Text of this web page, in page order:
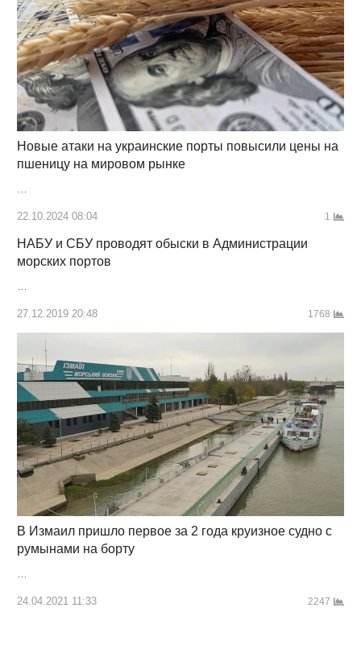
Новые атаки на украинские порты повысили цены на
пшеницу на мировом рынке
…
22.10.2024 08:04 1
НАБУ и СБУ проводят обыски в Администрации
морских портов
…
27.12.2019 20:48 1768
В Измаил пришло первое за 2 года круизное судно с
румынами на борту
…
24.04.2021 11:33 2247